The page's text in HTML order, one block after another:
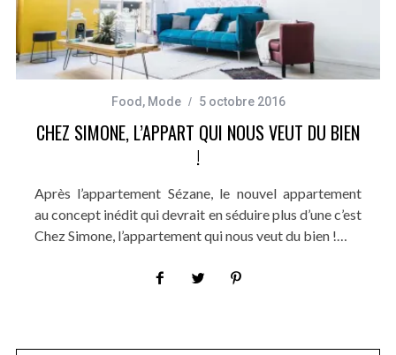
Food , Mode 5 octobre 2016
CHEZ SIMONE, L’APPART QUI NOUS VEUT DU BIEN
!
Après l’appartement Sézane, le nouvel appartement
au concept inédit qui devrait en séduire plus d’une c’est
Chez Simone, l’appartement qui nous veut du bien !…